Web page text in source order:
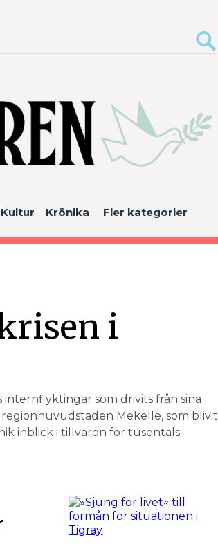
Kultur Krönika Fler kategorier
i
som drivits från sina
Mekelle, som blivit
inblick i tillvaron för tusentals